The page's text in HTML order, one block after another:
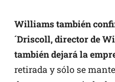
Williams también
´Driscoll, director de
también dejará la
retirada y sólo se